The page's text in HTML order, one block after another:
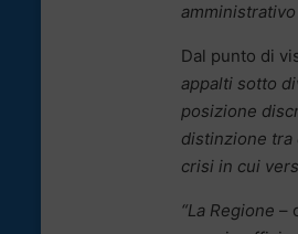
Dal punto di
appalti sotto
posizione
distinzione tra
crisi in cui
“La Regione –